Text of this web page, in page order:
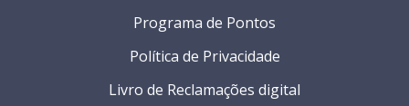
Programa de Pontos
Política de Privacidade
Livro de Reclamações digital